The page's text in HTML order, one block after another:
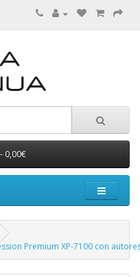
0,00€
Premium XP-7100 con